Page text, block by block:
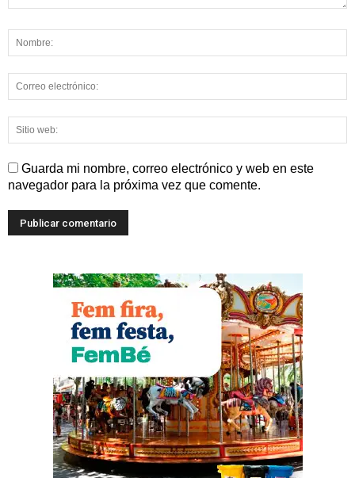
Guarda mi nombre, correo electrónico y web en este
navegador para la próxima vez que comente.